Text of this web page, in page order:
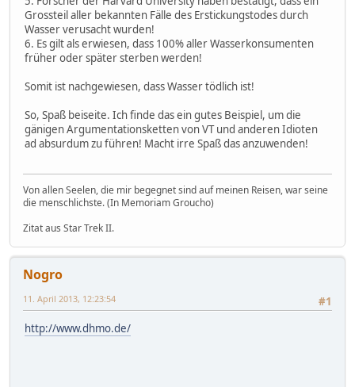
Grossteil aller bekannten Fälle des Erstickungstodes durch
Wasser verusacht wurden!
6. Es gilt als erwiesen, dass 100% aller Wasserkonsumenten
früher oder später sterben werden!
Somit ist nachgewiesen, dass Wasser tödlich ist!
So, Spaß beiseite. Ich finde das ein gutes Beispiel, um die
gänigen Argumentationsketten von VT und anderen Idioten
ad absurdum zu führen! Macht irre Spaß das anzuwenden!
Von allen Seelen, die mir begegnet sind auf meinen Reisen, war seine
die menschlichste. (In Memoriam Groucho)
Zitat aus Star Trek II.
Nogro
#1
11. April 2013, 12:23:54
http://www.dhmo.de/